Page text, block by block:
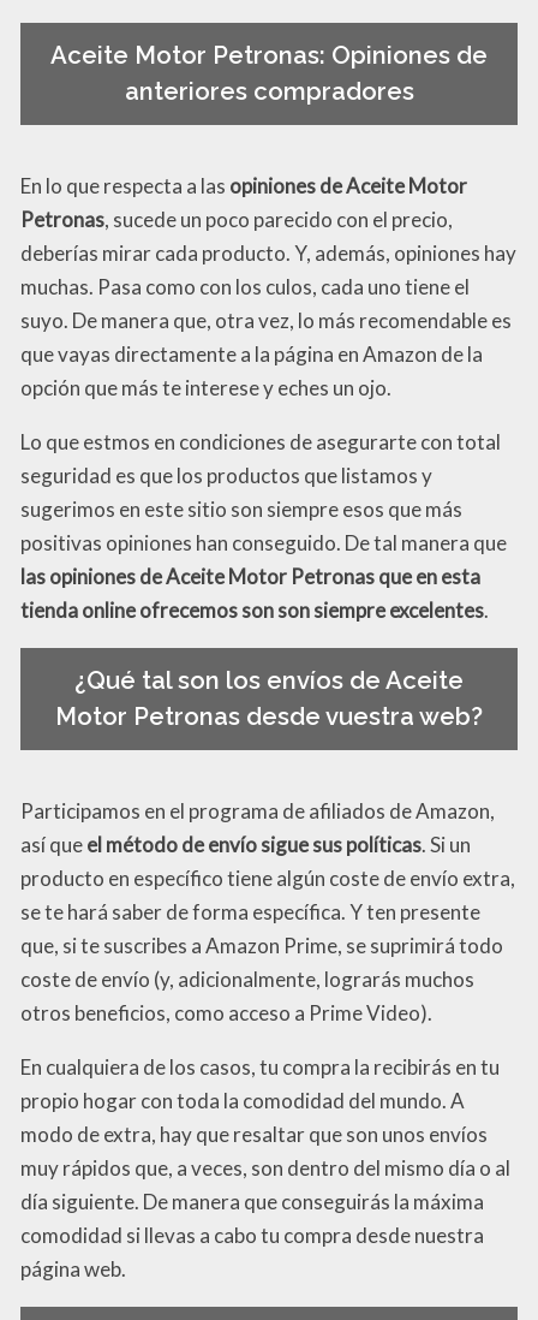
Aceite Motor Petronas: Opiniones de
anteriores compradores
En lo que respecta a las opiniones de Aceite Motor
Petronas, sucede un poco parecido con el precio,
deberías mirar cada producto. Y, además, opiniones hay
muchas. Pasa como con los culos, cada uno tiene el
suyo. De manera que, otra vez, lo más recomendable es
que vayas directamente a la página en Amazon de la
opción que más te interese y eches un ojo.
Lo que estmos en condiciones de asegurarte con total
seguridad es que los productos que listamos y
sugerimos en este sitio son siempre esos que más
positivas opiniones han conseguido. De tal manera que
las opiniones de Aceite Motor Petronas que en esta
tienda online ofrecemos son son siempre excelentes.
¿Qué tal son los envíos de Aceite
Motor Petronas desde vuestra web?
Participamos en el programa de afiliados de Amazon,
así queel método de envío sigue sus políticas. Si un
producto en específico tiene algún coste de envío extra,
se te hará saber de forma específica. Y ten presente
que, si te suscribes a Amazon Prime, se suprimirá todo
coste de envío (y, adicionalmente, lograrás muchos
otros beneficios, como acceso a Prime Video).
En cualquiera de los casos, tu compra la recibirás en tu
propio hogar con toda la comodidad del mundo. A
modo de extra, hay que resaltar que son unos envíos
muy rápidos que, a veces, son dentro del mismo día o al
día siguiente. De manera que conseguirás la máxima
comodidad si llevas a cabo tu compra desde nuestra
página web.